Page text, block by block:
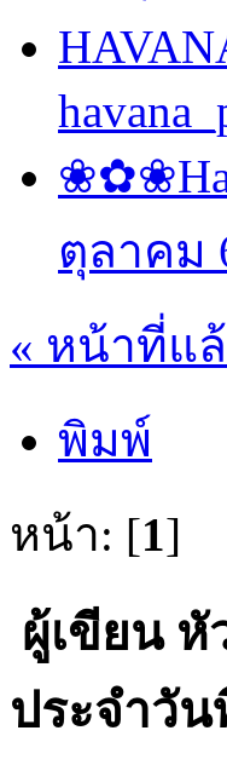
ตุลาคม
« หน้าที่แ
พิมพ์
หน้า: [1]
ผู้เขียนหั
ประจำวัน